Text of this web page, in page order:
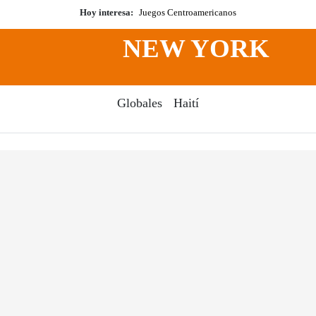
Hoy interesa: Juegos Centroamericanos
NEW YORK
Globales Haití